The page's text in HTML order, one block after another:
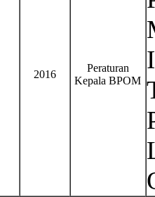
2016
Peraturan
Kepala BPOM